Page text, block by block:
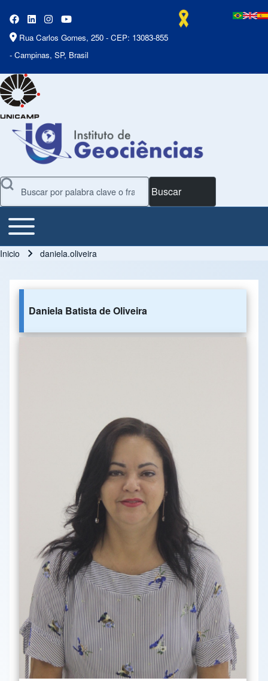
Rua Carlos Gomes, 250 - CEP: 13083-855
- Campinas, SP, Brasil
Buscar
Main Menu
Toggle main menu
Inicio daniela.oliveira
Daniela Batista de Oliveira